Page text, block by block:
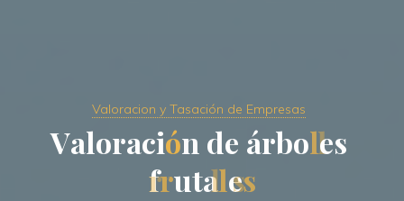
Valoracion y Tasación de Empresas
Valoración de árboles
frutales